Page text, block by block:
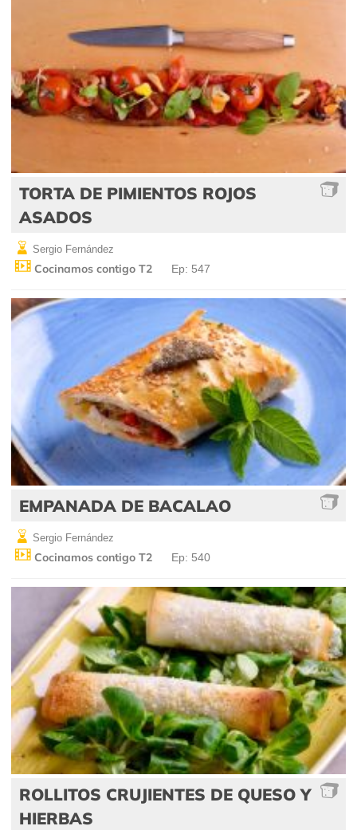
TORTA DE PIMIENTOS ROJOS
ASADOS
Sergio Fernández
Cocinamos contigo T2 Ep: 547
EMPANADA DE BACALAO
Sergio Fernández
Cocinamos contigo T2 Ep: 540
ROLLITOS CRUJIENTES DE QUESO Y
HIERBAS